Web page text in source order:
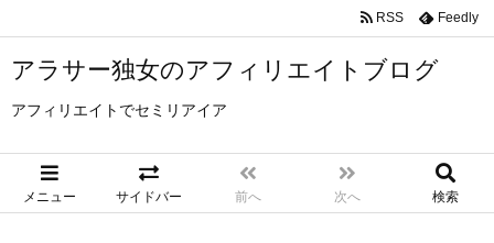
アラサー独女のアフィリエイトブログ
アフィリエイトでセミリアイア
メニュー サイドバー 前へ 次へ 検索
RSS Feedly